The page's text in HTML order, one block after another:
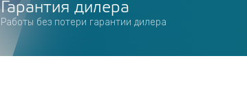
Гарантия дилера
Работы без потери гарантии дилера